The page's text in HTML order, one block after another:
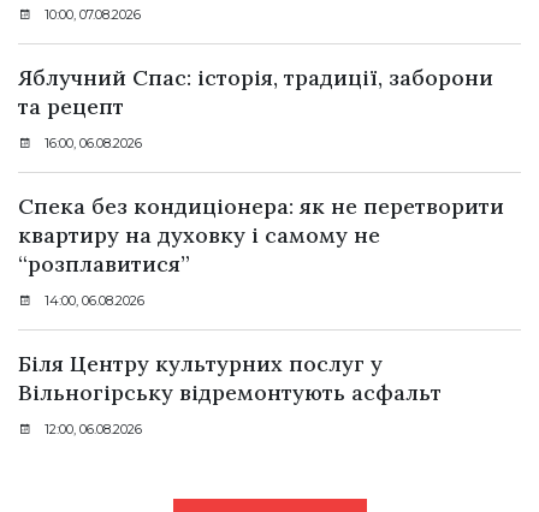
10:00, 07.08.2026
Яблучний Спас: історія, традиції, заборони
та рецепт
16:00, 06.08.2026
Спека без кондиціонера: як не перетворити
квартиру на духовку і самому не
“розплавитися”
14:00, 06.08.2026
Біля Центру культурних послуг у
Вільногірську відремонтують асфальт
12:00, 06.08.2026